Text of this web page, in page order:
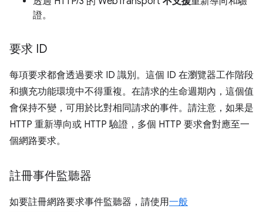
證。
要求 ID
每項要求都會透過要求 ID 識別。這個 ID 在瀏覽器工作階段
和擴充功能環境中不得重複。在請求的生命週期內，這個值
會保持不變，可用於比對相同請求的事件。請注意，如果是
HTTP 重新導向或 HTTP 驗證，多個 HTTP 要求會對應至一
個網路要求。
註冊事件監聽器
如要註冊網路要求事件監聽器，請使用一般